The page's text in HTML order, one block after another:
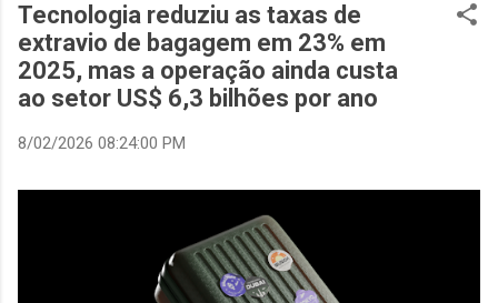
Tecnologia reduziu as taxas de
extravio de bagagem em 23% em
2025, mas a operação ainda custa
ao setor US$ 6,3 bilhões por ano
8/02/2026 08:24:00 PM